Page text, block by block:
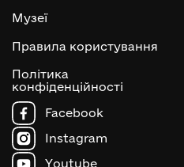
Музеї
Правила користування
Політика
конфіденційності
Facebook
Instagram
Youtube